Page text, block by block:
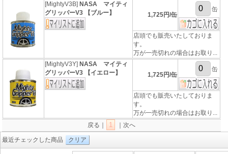
[MightyV3B] NASA マイティ
グリッパーV3 【ブルー】
1,725円/缶
缶
店頭でも販売いたしておりま
す。
万が一売切れの場合はお取り...
[MightyV3Y] NASA マイティ
グリッパーV3 【イエロー】
1,725円/缶
缶
店頭でも販売いたしておりま
す。
万が一売切れの場合はお取り...
戻る｜
1 ｜次へ
最近チェックした商品 クリア